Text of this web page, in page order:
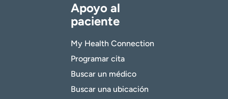
Apoyo al
paciente
My Health Connection
Programar cita
Buscar un médico
Buscar una ubicación